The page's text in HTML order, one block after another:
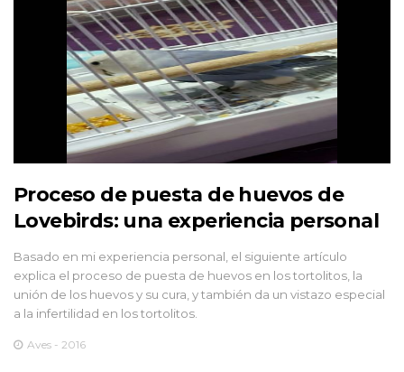
Proceso de puesta de huevos de
Lovebirds: una experiencia personal
Basado en mi experiencia personal, el siguiente artículo
explica el proceso de puesta de huevos en los tortolitos, la
unión de los huevos y su cura, y también da un vistazo especial
a la infertilidad en los tortolitos.
Aves - 2016